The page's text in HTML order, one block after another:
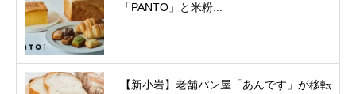
「PANTO」と米粉...
【新小岩】老舗パン屋「あんです」が移転